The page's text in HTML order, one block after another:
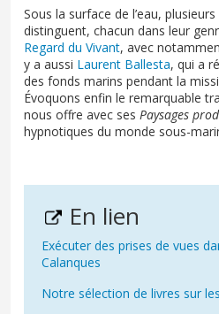
Sous la surface de l’eau,
distinguent, chacun dans leur
Regard du Vivant, avec
y a aussi Laurent Ballesta, qui a
des fonds marins pendant la
Évoquons enfin le remarquable
nous offre avec ses Paysages
hypnotiques du monde sous-
En lien
Exécuter des prises de vues
Calanques
Notre sélection de livres sur